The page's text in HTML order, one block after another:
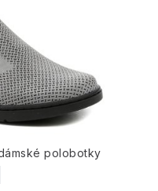
polobotky